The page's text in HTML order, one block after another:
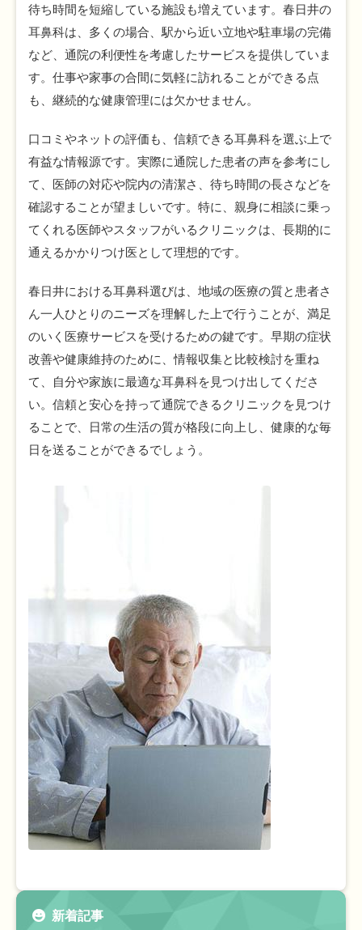
待ち時間を短縮している施設も増えています。春日井の
耳鼻科は、多くの場合、駅から近い立地や駐車場の完備
など、通院の利便性を考慮したサービスを提供していま
す。仕事や家事の合間に気軽に訪れることができる点
も、継続的な健康管理には欠かせません。
口コミやネットの評価も、信頼できる耳鼻科を選ぶ上で
有益な情報源です。実際に通院した患者の声を参考にし
て、医師の対応や院内の清潔さ、待ち時間の長さなどを
確認することが望ましいです。特に、親身に相談に乗っ
てくれる医師やスタッフがいるクリニックは、長期的に
通えるかかりつけ医として理想的です。
春日井における耳鼻科選びは、地域の医療の質と患者さ
ん一人ひとりのニーズを理解した上で行うことが、満足
のいく医療サービスを受けるための鍵です。早期の症状
改善や健康維持のために、情報収集と比較検討を重ね
て、自分や家族に最適な耳鼻科を見つけ出してくださ
い。信頼と安心を持って通院できるクリニックを見つけ
ることで、日常の生活の質が格段に向上し、健康的な毎
日を送ることができるでしょう。
新着記事